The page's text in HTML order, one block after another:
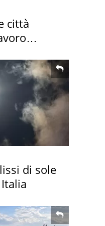
città
di sole